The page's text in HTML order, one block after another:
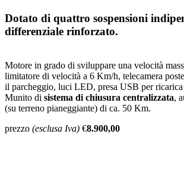
Dotato di quattro sospensioni
differenziale rinforzato.
Motore in grado di sviluppare una velocità
limitatore di velocità a 6 Km/h, telecamera
il parcheggio, luci LED, presa USB per
Munito di sistema di chiusura centralizzata,
(su terreno pianeggiante) di ca. 50 Km.
prezzo (esclusa Iva) €8.900,00